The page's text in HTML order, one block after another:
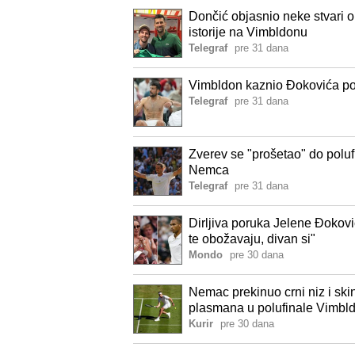
Dončić objasnio neke stvari
istorije na Vimbldonu
Telegraf pre 31 dana
Vimbldon kaznio Đokovića
Telegraf pre 31 dana
Zverev se "prošetao" do
Nemca
Telegraf pre 31 dana
Dirljiva poruka Jelene
te obožavaju, divan si"
Mondo pre 30 dana
Nemac prekinuo crni niz i
plasmana u polufinale
Kurir pre 30 dana